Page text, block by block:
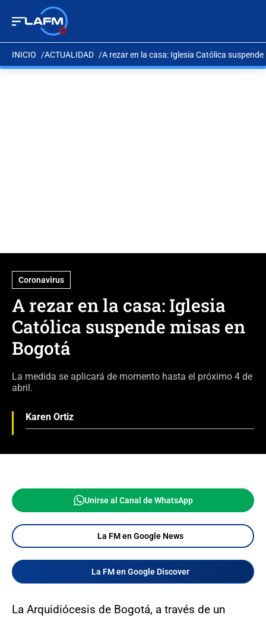
INICIO ACTUALIDAD A rezar en la casa: Iglesia Católica
Coronavirus
A rezar en la casa: Iglesia
Católica suspende misas en
Bogotá
La medida se aplicará de momento hasta el próximo 4 de
abril.
Karen Ortiz
Unirse al Canal de WhatsApp
La FM en Google News
La FM en Google Discover
La Arquidiócesis de Bogotá, a través de un